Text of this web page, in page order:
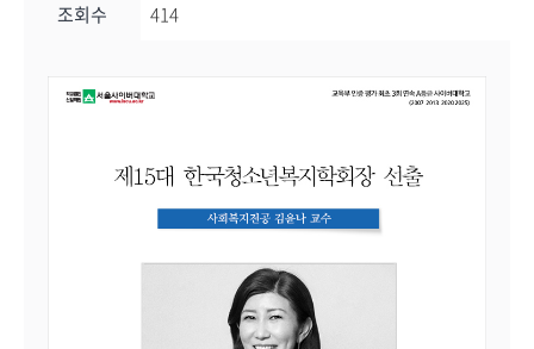
조회수
414